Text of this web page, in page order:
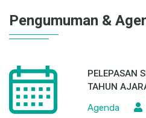
Pengumuman &
PELEPASAN
TAHUN
Agenda